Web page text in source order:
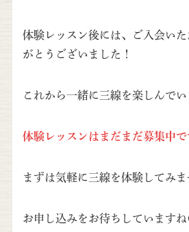
体験レッスン後には、ご入会いた
がとうございました！
これから一緒に三線を楽しんで
体験レッスンはまだまだ募集中で
まずは気軽に三線を体験してみま
お申し込みをお待ちしています